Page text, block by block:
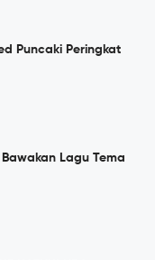
Puncaki Peringkat
Lagu Tema